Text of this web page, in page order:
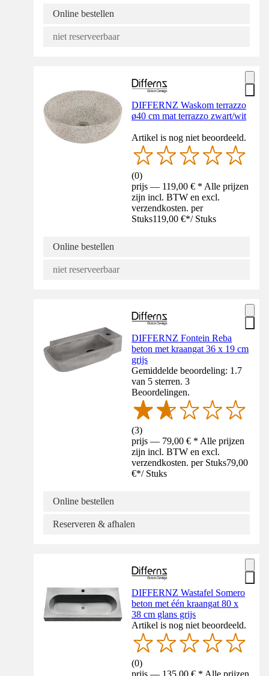
Online bestellen
niet reserveerbaar
DIFFERNZ Waskom terrazzo
ø40 cm mat terrazzo zwart/wit
Artikel is nog niet beoordeeld.
(0)
prijs — 119,00 € * Alle prijzen
zijn incl. BTW en excl.
verzendkosten. per
Stuks119,00 €*/ Stuks
Online bestellen
niet reserveerbaar
DIFFERNZ Fontein Reba
beton met kraangat 36 x 19 cm
grijs
Gemiddelde beoordeling: 1.7
van 5 sterren. 3
Beoordelingen.
(3)
prijs — 79,00 € * Alle prijzen
zijn incl. BTW en excl.
verzendkosten. per Stuks79,00
€*/ Stuks
Online bestellen
Reserveren & afhalen
DIFFERNZ Wastafel Somero
beton met één kraangat 80 x
38 cm glans grijs
Artikel is nog niet beoordeeld.
(0)
prijs — 135,00 € * Alle prijzen